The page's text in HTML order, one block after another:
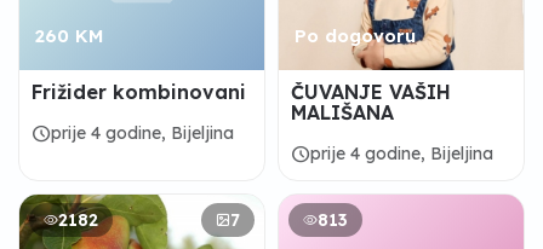
260 KM
Frižider kombinovani
scheduleprije 4 godine, Bijeljina
Po dogovoru
ČUVANJE VAŠIH
MALIŠANA
scheduleprije 4 godine, Bijeljina
2182 7 813